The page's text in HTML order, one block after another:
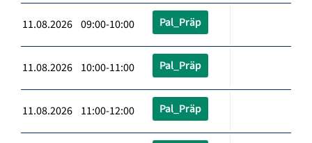
11.08.2026 09:00-10:00 Pal_Präp
11.08.2026 10:00-11:00 Pal_Präp
11.08.2026 11:00-12:00 Pal_Präp